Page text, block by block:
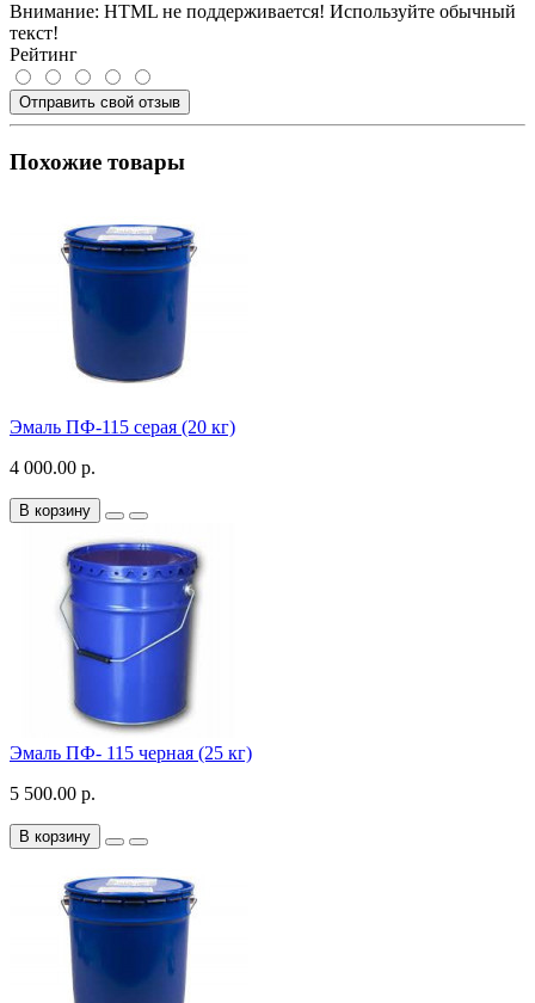
Внимание: HTML не поддерживается! Используйте обычный
текст!
Рейтинг
Отправить свой отзыв
Похожие товары
Эмаль ПФ-115 серая (20 кг)
4 000.00 р.
В корзину
Эмаль ПФ- 115 черная (25 кг)
5 500.00 р.
В корзину